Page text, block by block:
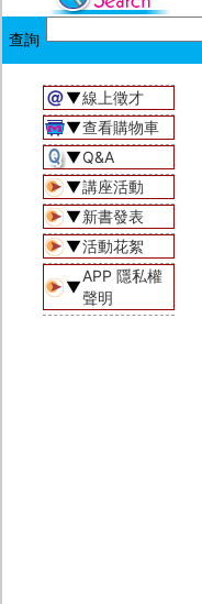
▼線上徵才
▼查看購物車
▼Q&A
▼講座活動
▼新書發表
▼活動花絮
▼
APP 隱私權
聲明